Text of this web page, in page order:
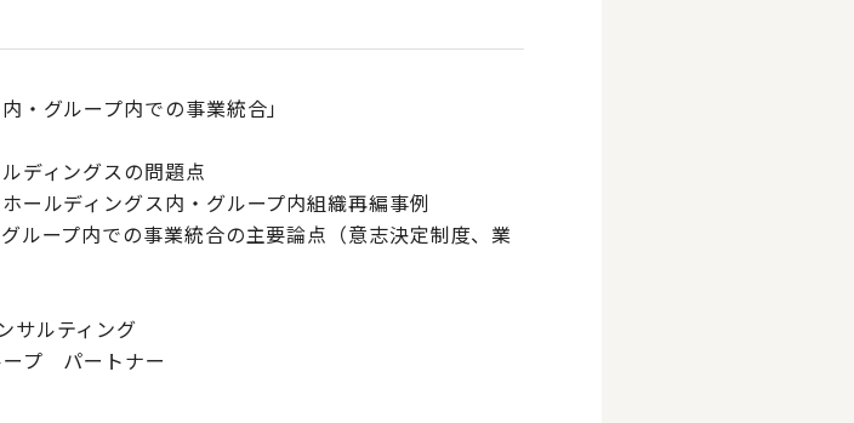
・グループ内での事業統合」
ディングスの問題点
ールディングス内・グループ内組織再編事例
ループ内での事業統合の主要論点（意志決定制度、業
サルティング
ープ パートナー